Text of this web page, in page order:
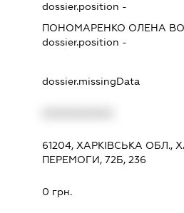
dossier.position -
ПОНОМАРЕНКО ОЛЕНА
dossier.position -
dossier.missingData
61204, ХАРКІВСЬКА ОБЛ.,
ПЕРЕМОГИ, 72Б, 236
0 грн.